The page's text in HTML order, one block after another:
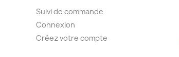
Suivi de commande
Connexion
Créez votre compte